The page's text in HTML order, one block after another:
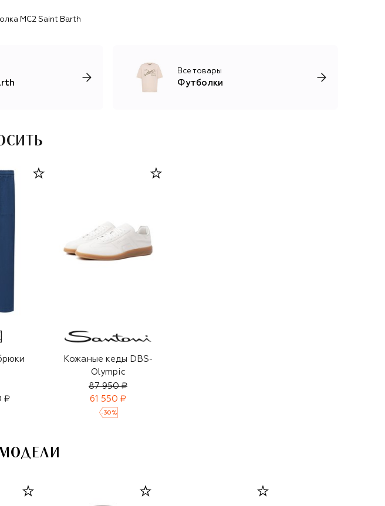
MC2 Saint Barth
Все товары
Футболки
₽
Кожаные кеды DBS-
Olympic
87 950 ₽
61 550 ₽
-30 %